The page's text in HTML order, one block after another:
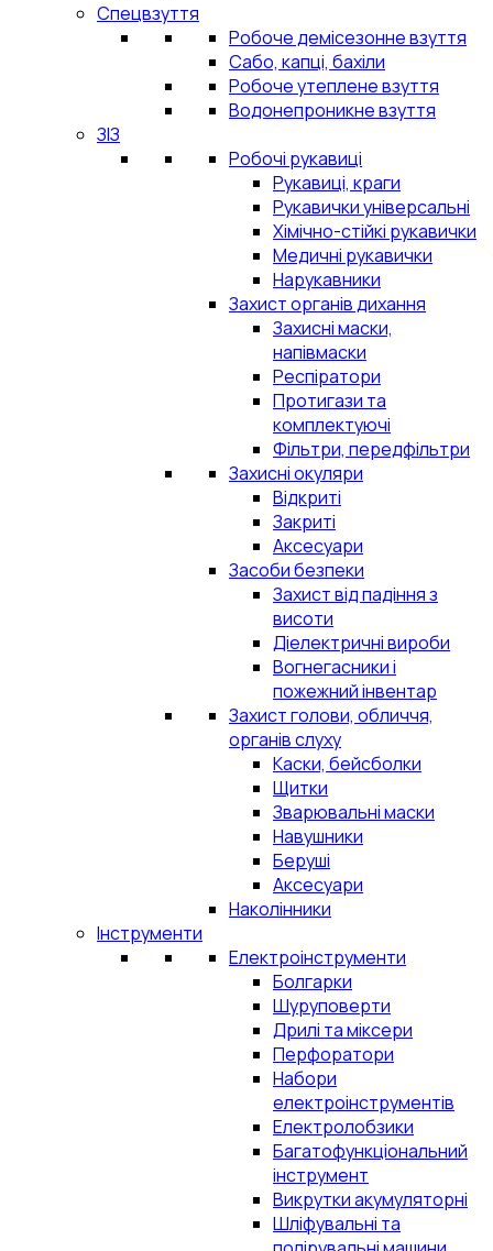
Спецвзуття
Робоче демісезонне взуття
Сабо, капці, бахіли
Робоче утеплене взуття
Водонепроникне взуття
ЗІЗ
Робочі рукавиці
Рукавиці, краги
Рукавички універсальні
Хімічно-стійкі рукавички
Медичні рукавички
Нарукавники
Захист органів дихання
Захисні маски,
напівмаски
Респіратори
Протигази та
комплектуючі
Фільтри, передфільтри
Захисні окуляри
Відкриті
Закриті
Аксесуари
Засоби безпеки
Захист від падіння з
висоти
Діелектричні вироби
Вогнегасники і
пожежний інвентар
Захист голови, обличчя,
органів слуху
Каски, бейсболки
Щитки
Зварювальні маски
Навушники
Беруші
Аксесуари
Наколінники
Інструменти
Електроінструменти
Болгарки
Шуруповерти
Дрилі та міксери
Перфоратори
Набори
електроінструментів
Електролобзики
Багатофункціональний
інструмент
Викрутки акумуляторні
Шліфувальні та